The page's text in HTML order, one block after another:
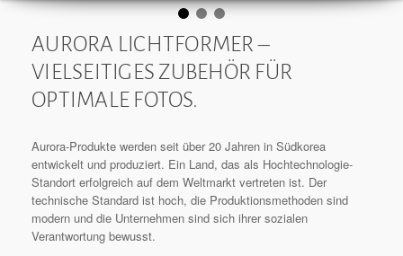
AURORA LICHTFORMER –
VIELSEITIGES ZUBEHÖR FÜR
OPTIMALE FOTOS.
Aurora-Produkte werden seit über 20 Jahren in Südkorea
entwickelt und produziert. Ein Land, das als Hochtechnologie-
Standort erfolgreich auf dem Weltmarkt vertreten ist. Der
technische Standard ist hoch, die Produktionsmethoden sind
modern und die Unternehmen sind sich ihrer sozialen
Verantwortung bewusst.